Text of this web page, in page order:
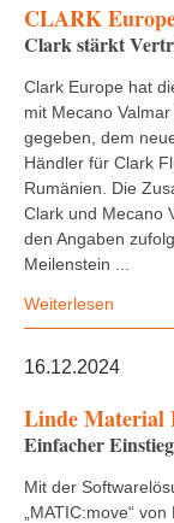
CLARK
Clark stärkt
Clark Europe hat
mit Mecano
gegeben, dem
Händler für Clark
Rumänien. Die
Clark und Mecano
den Angaben
Meilenstein ...
Weiterlesen
16.12.2024
Linde Material
Einfacher
Mit der
„MATIC:move“